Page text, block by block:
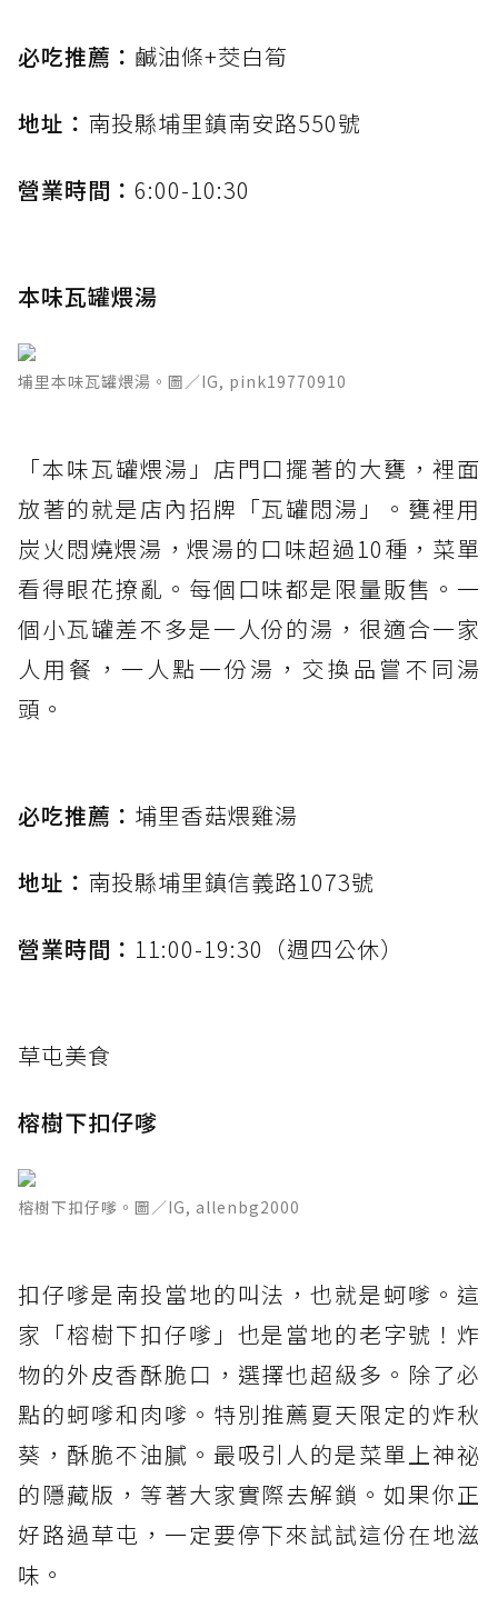
必吃推薦： 鹹油條+茭白筍
地址： 南投縣埔里鎮南安路550號
營業時間： 6:00-10:30
本味瓦罐煨湯
埔里本味瓦罐煨湯。圖／IG, pink19770910
「本味瓦罐煨湯」店門口擺著的大甕，裡面
放著的就是店內招牌「瓦罐悶湯」。甕裡用
炭火悶燒煨湯，煨湯的口味超過10種，菜單
看得眼花撩亂。每個口味都是限量販售。一
個小瓦罐差不多是一人份的湯，很適合一家
人用餐，一人點一份湯，交換品嘗不同湯
頭。
必吃推薦： 埔里香菇煨雞湯
地址： 南投縣埔里鎮信義路1073號
營業時間： 11:00-19:30（週四公休）
草屯美食
榕樹下扣仔嗲
榕樹下扣仔嗲。圖／IG, allenbg2000
扣仔嗲是南投當地的叫法，也就是蚵嗲。這
家「榕樹下扣仔嗲」也是當地的老字號！炸
物的外皮香酥脆口，選擇也超級多。除了必
點的蚵嗲和肉嗲。特別推薦夏天限定的炸秋
葵，酥脆不油膩。最吸引人的是菜單上神祕
的隱藏版，等著大家實際去解鎖。如果你正
好路過草屯，一定要停下來試試這份在地滋
味。